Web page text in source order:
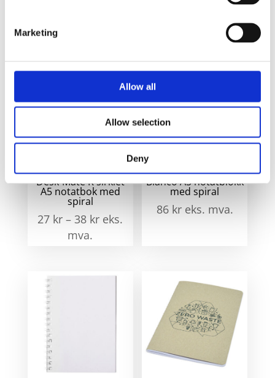
Marketing
Allow all
Allow selection
Deny
Desk-Mate R sirklet
A5 notatbok med
spiral
27 kr –38 kr eks.
mva.
Bianco A5 notatblokk
med spiral
86 kr eks. mva.